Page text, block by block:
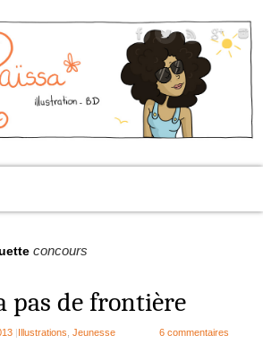
concours
pas de frontière
|Illustrations Jeunesse 6 commentaires